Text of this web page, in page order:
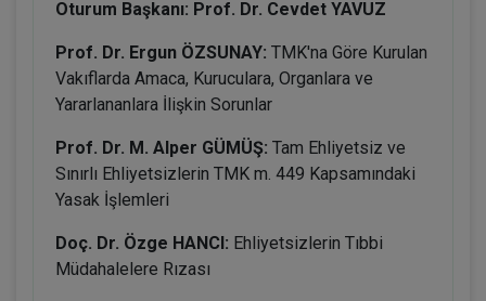
Oturum Başkanı: Prof. Dr. Cevdet YAVUZ
Prof. Dr. Ergun ÖZSUNAY: TMK'na Göre Kurulan
Vakıflarda Amaca, Kuruculara, Organlara ve
Yararlananlara İlişkin Sorunlar
Prof. Dr. M. Alper GÜMÜŞ: Tam Ehliyetsiz ve
Sınırlı Ehliyetsizlerin TMK m. 449 Kapsamındaki
Yasak İşlemleri
Doç. Dr. Özge HANCI: Ehliyetsizlerin Tıbbi
Müdahalelere Rızası